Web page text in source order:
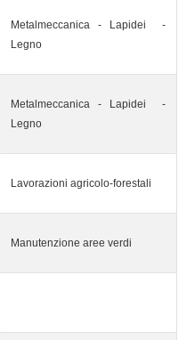
Metalmeccanica - Lapidei -
Legno
Metalmeccanica - Lapidei -
Legno
Lavorazioni agricolo-forestali
Manutenzione aree verdi